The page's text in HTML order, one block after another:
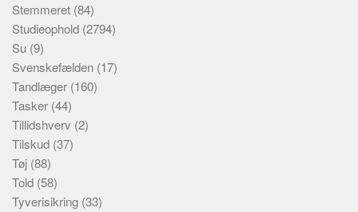
Stemmeret (84)
Studieophold (2794)
Su (9)
Svenskefælden (17)
Tandlæger (160)
Tasker (44)
Tillidshverv (2)
Tilskud (37)
Tøj (88)
Told (58)
Tyverisikring (33)